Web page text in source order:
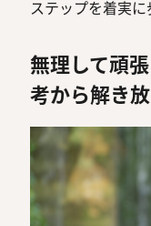
ステップを着実に
無理して頑
考から解き